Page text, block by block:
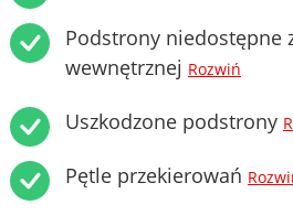
Podstrony niedostępne
wewnętrznej Rozwiń
Uszkodzone podstrony
Pętle przekierowań